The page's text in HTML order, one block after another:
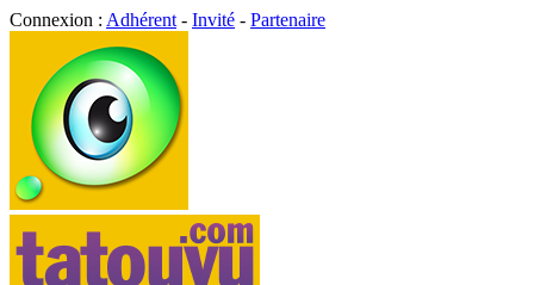
Connexion : Adhérent - Invité - Partenaire